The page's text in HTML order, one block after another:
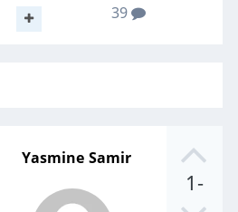
-1
Yasmine Samir